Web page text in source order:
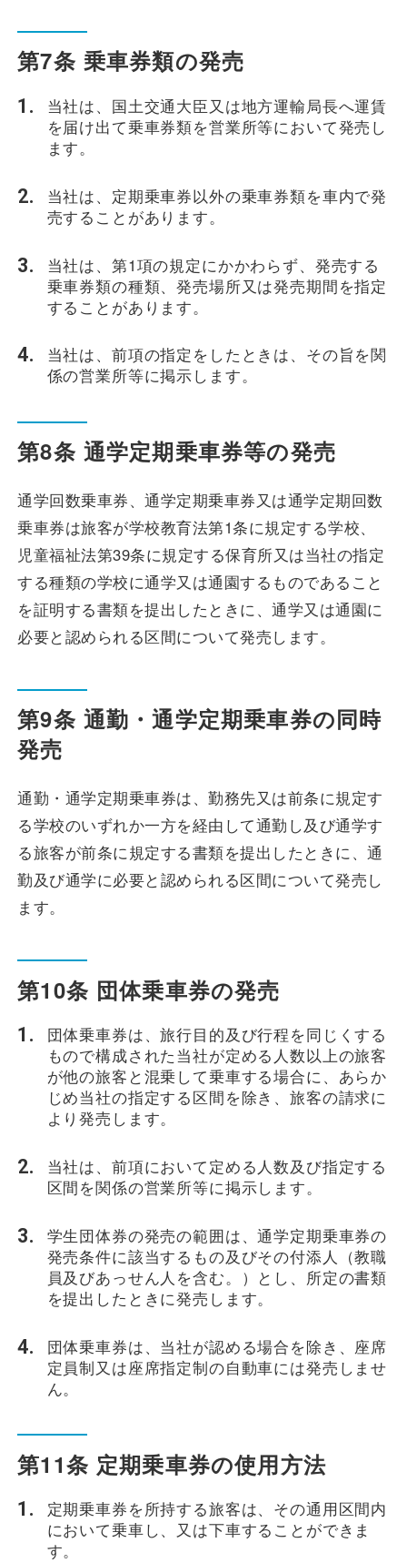
第7条 乗車券類の発売
当社は、国土交通大臣又は地方運輸局長へ運賃
を届け出て乗車券類を営業所等において発売し
ます。
当社は、定期乗車券以外の乗車券類を車内で発
売することがあります。
当社は、第1項の規定にかかわらず、発売する
乗車券類の種類、発売場所又は発売期間を指定
することがあります。
当社は、前項の指定をしたときは、その旨を関
係の営業所等に掲示します。
第8条 通学定期乗車券等の発売
通学回数乗車券、通学定期乗車券又は通学定期回数
乗車券は旅客が学校教育法第1条に規定する学校、
児童福祉法第39条に規定する保育所又は当社の指定
する種類の学校に通学又は通園するものであること
を証明する書類を提出したときに、通学又は通園に
必要と認められる区間について発売します。
第9条 通勤・通学定期乗車券の同時
発売
通勤・通学定期乗車券は、勤務先又は前条に規定す
る学校のいずれか一方を経由して通勤し及び通学す
る旅客が前条に規定する書類を提出したときに、通
勤及び通学に必要と認められる区間について発売し
ます。
第10条 団体乗車券の発売
団体乗車券は、旅行目的及び行程を同じくする
もので構成された当社が定める人数以上の旅客
が他の旅客と混乗して乗車する場合に、あらか
じめ当社の指定する区間を除き、旅客の請求に
より発売します。
当社は、前項において定める人数及び指定する
区間を関係の営業所等に掲示します。
学生団体券の発売の範囲は、通学定期乗車券の
発売条件に該当するもの及びその付添人（教職
員及びあっせん人を含む。）とし、所定の書類
を提出したときに発売します。
団体乗車券は、当社が認める場合を除き、座席
定員制又は座席指定制の自動車には発売しませ
ん。
第11条 定期乗車券の使用方法
定期乗車券を所持する旅客は、その通用区間内
において乗車し、又は下車することができま
す。